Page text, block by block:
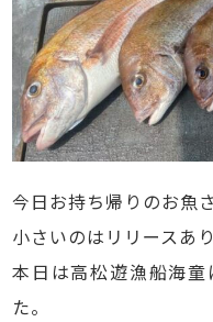
今日お持ち帰りのお魚
小さいのはリリースあ
本日は高松遊漁船海
た。